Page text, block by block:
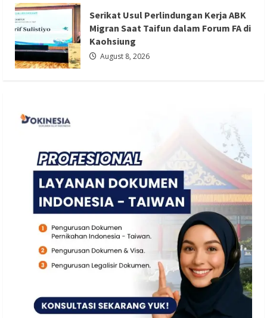
Kaohsiung
Redaksi 01 August 8, 2026
Serikat Usul Perlindungan Kerja ABK
Migran Saat Taifun dalam Forum FA di
Kaohsiung
August 8, 2026